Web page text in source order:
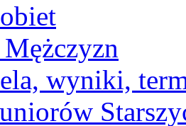
wyniki,